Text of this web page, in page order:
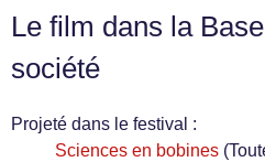
Le film dans la
société
Projeté dans le festival :
Sciences en bobines